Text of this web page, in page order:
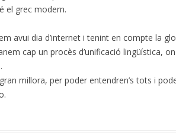
el grec modern.
avui dia d’internet i tenint en compte la
cap un procès d’unificació lingüística,
millora, per poder entendren’s tots i